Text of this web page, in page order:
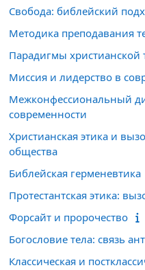
Свобода: библейский
Методика преподавания
Парадигмы христианской
Миссия и лидерство в
Межконфессиональный
современности
Христианская этика и
общества
Библейская герменевтика
Протестантская этика:
Форсайт и пророчество
Богословие тела: связь
Классическая и